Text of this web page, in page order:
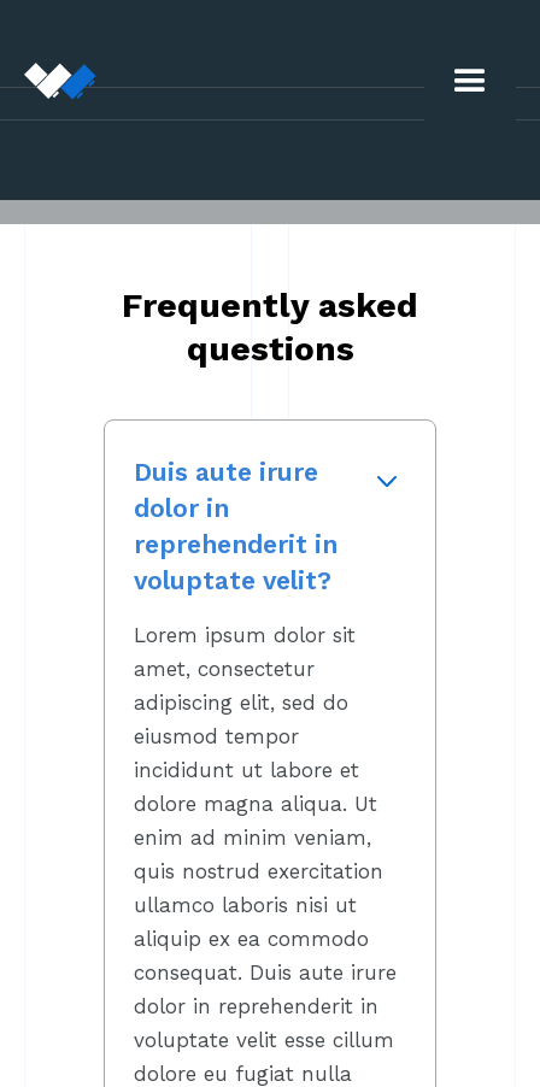
Frequently asked
questions
Duis aute irure
dolor in
reprehenderit in
voluptate velit?
Lorem ipsum dolor sit
amet, consectetur
adipiscing elit, sed do
eiusmod tempor
incididunt ut labore et
dolore magna aliqua. Ut
enim ad minim veniam,
quis nostrud exercitation
ullamco laboris nisi ut
aliquip ex ea commodo
consequat. Duis aute irure
dolor in reprehenderit in
voluptate velit esse cillum
dolore eu fugiat nulla